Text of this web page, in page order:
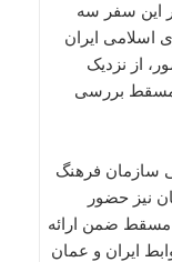
این سفر سه
اسلامی ایران
از نزدیک
مسقط بررسی
سازمان فرهنگ
نیز حضور
مسقط ضمن ارائه
ایران و عمان